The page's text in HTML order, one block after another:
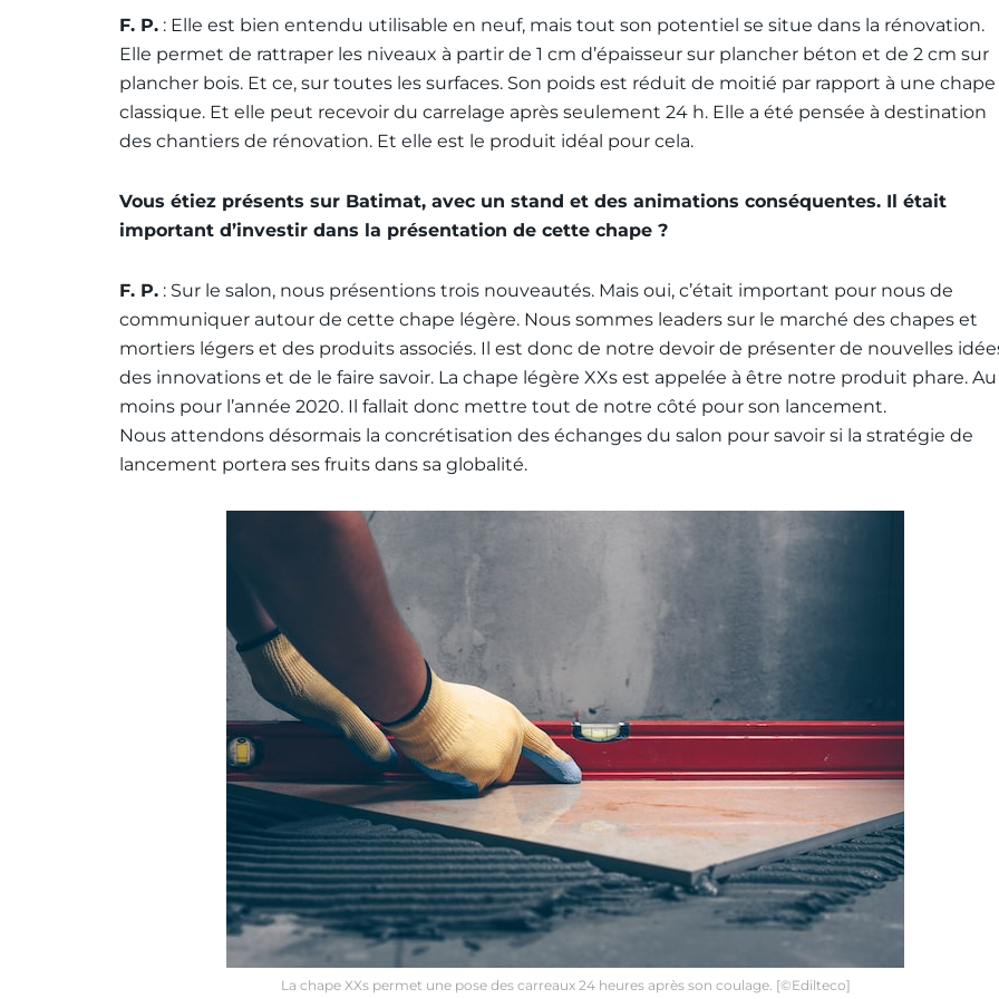
F. P. : Elle est bien entendu utilisable en neuf, mais tout son potentiel se situe dans la rénovation.
Elle permet de rattraper les niveaux à partir de 1 cm d’épaisseur sur plancher béton et de 2 cm sur
plancher bois. Et ce, sur toutes les surfaces. Son poids est réduit de moitié par rapport à une chape
classique. Et elle peut recevoir du carrelage après seulement 24 h. Elle a été pensée à destination
des chantiers de rénovation. Et elle est le produit idéal pour cela.
Vous étiez présents sur Batimat, avec un stand et des animations conséquentes. Il était
important d’investir dans la présentation de cette chape ?
F. P. : Sur le salon, nous présentions trois nouveautés. Mais oui, c’était important pour nous de
communiquer autour de cette chape légère. Nous sommes leaders sur le marché des chapes et
mortiers légers et des produits associés. Il est donc de notre devoir de présenter de nouvelles
des innovations et de le faire savoir. La chape légère XXs est appelée à être notre produit phare. Au
moins pour l’année 2020. Il fallait donc mettre tout de notre côté pour son lancement.
Nous attendons désormais la concrétisation des échanges du salon pour savoir si la stratégie de
lancement portera ses fruits dans sa globalité.
La chape XXs permet une pose des carreaux 24 heures après son coulage. [©Edilteco]